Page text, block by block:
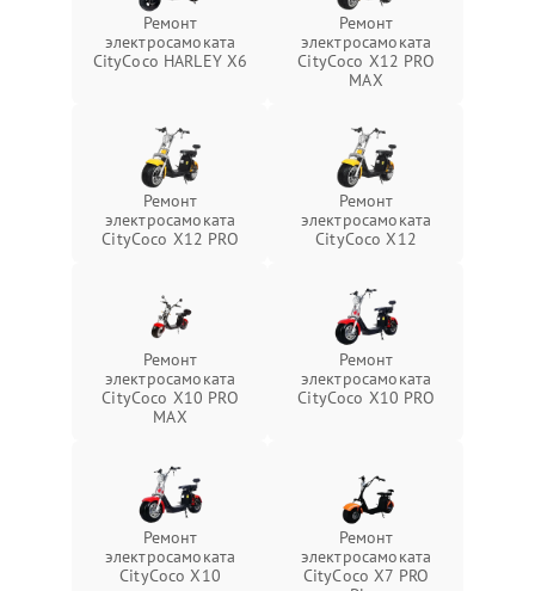
Ремонт
электросамоката
CityCoco HARLEY X6
Ремонт
электросамоката
CityCoco X12 PRO
MAX
Ремонт
электросамоката
CityCoco X12 PRO
Ремонт
электросамоката
CityCoco X12
Ремонт
электросамоката
CityCoco X10 PRO
MAX
Ремонт
электросамоката
CityCoco X10 PRO
Ремонт
электросамоката
CityCoco X10
Ремонт
электросамоката
CityCoco X7 PRO